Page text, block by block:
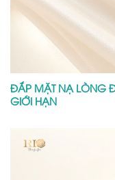
ĐẮP MẶT NẠ LÒNG
GIỚI HẠN